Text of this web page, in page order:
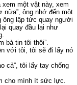
một vật này, xem
nữa”, ông nhớ đến một
ông lập tức quay người
quay đầu lại như
bà tin tôi thôi”.
với tôi, tôi sẽ đi lấy nó
cả”, tôi lấy tay chống
cho mình ít sức lực.